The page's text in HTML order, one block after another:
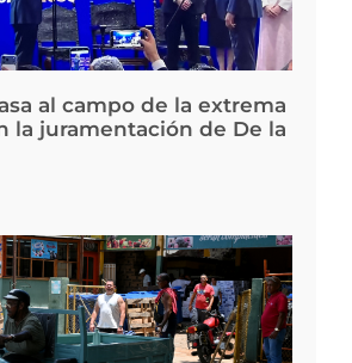
al campo de la extrema
la juramentación de De la